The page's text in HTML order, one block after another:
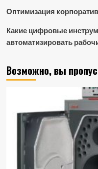
Оптимизация
Какие цифровые
автоматизировать
Возможно, вы